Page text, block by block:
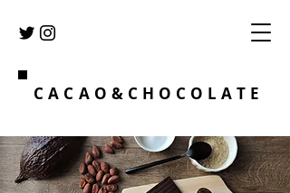
CACAO&CHOCOLATE